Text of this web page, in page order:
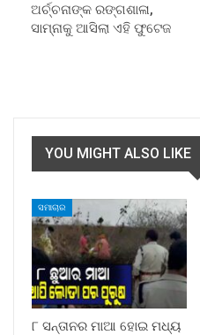
ଅର୍ଚ୍ଚନାଙ୍କ ରଙ୍ଗଶାଳା,
ସାମ୍ନାକୁ ଆସିଲା ଏହି ଫୁଟେଜ
YOU MIGHT ALSO LIKE
ସମାଚାର
୮ ସନ୍ତାନର ମାଆ ହୋଇ ମଧ୍ୟ